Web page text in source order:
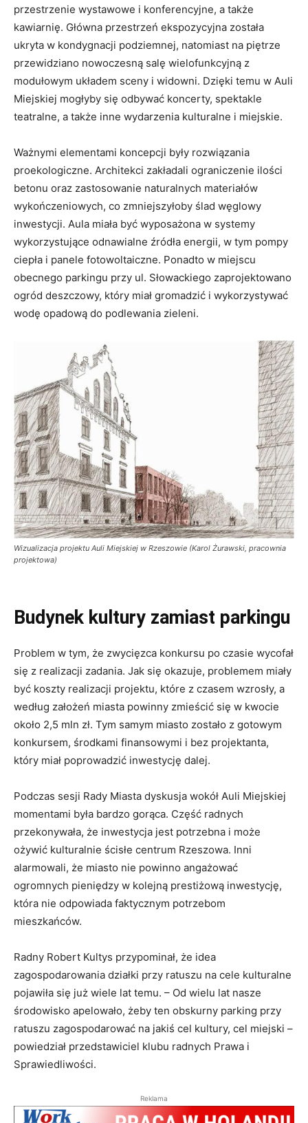
przestrzenie wystawowe i konferencyjne, a także
kawiarnię. Główna przestrzeń ekspozycyjna została
ukryta w kondygnacji podziemnej, natomiast na piętrze
przewidziano nowoczesną salę wielofunkcyjną z
modułowym układem sceny i widowni. Dzięki temu w Auli
Miejskiej mogłyby się odbywać koncerty, spektakle
teatralne, a także inne wydarzenia kulturalne i miejskie.
Ważnymi elementami koncepcji były rozwiązania
proekologiczne. Architekci zakładali ograniczenie ilości
betonu oraz zastosowanie naturalnych materiałów
wykończeniowych, co zmniejszyłoby ślad węglowy
inwestycji. Aula miała być wyposażona w systemy
wykorzystujące odnawialne źródła energii, w tym pompy
ciepła i panele fotowoltaiczne. Ponadto w miejscu
obecnego parkingu przy ul. Słowackiego zaprojektowano
ogród deszczowy, który miał gromadzić i wykorzystywać
wodę opadową do podlewania zieleni.
Wizualizacja projektu Auli Miejskiej w Rzeszowie (Karol Żurawski, pracownia
projektowa)
Budynek kultury zamiast parkingu
Problem w tym, że zwycięzca konkursu po czasie wycofał
się z realizacji zadania. Jak się okazuje, problemem miały
być koszty realizacji projektu, które z czasem wzrosły, a
według założeń miasta powinny zmieścić się w kwocie
około 2,5 mln zł. Tym samym miasto zostało z gotowym
konkursem, środkami finansowymi i bez projektanta,
który miał poprowadzić inwestycję dalej.
Podczas sesji Rady Miasta dyskusja wokół Auli Miejskiej
momentami była bardzo gorąca. Część radnych
przekonywała, że inwestycja jest potrzebna i może
ożywić kulturalnie ścisłe centrum Rzeszowa. Inni
alarmowali, że miasto nie powinno angażować
ogromnych pieniędzy w kolejną prestiżową inwestycję,
która nie odpowiada faktycznym potrzebom
mieszkańców.
Radny Robert Kultys przypominał, że idea
zagospodarowania działki przy ratuszu na cele kulturalne
pojawiła się już wiele lat temu. – Od wielu lat nasze
środowisko apelowało, żeby ten obskurny parking przy
ratuszu zagospodarować na jakiś cel kultury, cel miejski –
powiedział przedstawiciel klubu radnych Prawa i
Sprawiedliwości.
Reklama